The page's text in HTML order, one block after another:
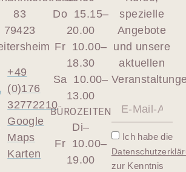
83
79423
+49
(0)176
32772210
Google
Maps
Karten
Do 15.15–
20.00
Fr 10.00–
18.30
Sa 10.00–
13.00
BÜROZEITEN
Di–
Fr 10.00–
19.00
spezielle
Angebote
und unsere
aktuellen
Ich habe die
zur Kenntnis